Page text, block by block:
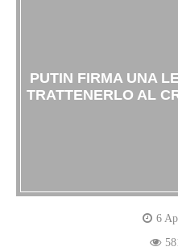
PUTIN FIRMA UNA
TRATTENERLO AL
6